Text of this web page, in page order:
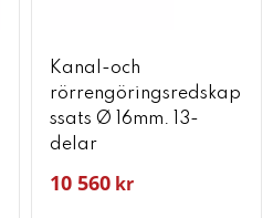
Kanal-och
rörrengöringsredskap
ssats Ø 16mm. 13-
delar
10 560 kr